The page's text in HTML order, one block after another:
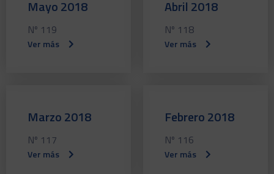
Mayo 2018
Nº 119
Ver más
Abril 2018
Nº 118
Ver más
Marzo 2018
Nº 117
Ver más
Febrero 2018
Nº 116
Ver más